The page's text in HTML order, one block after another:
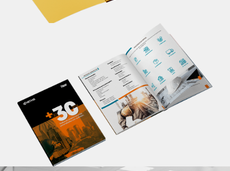
Apresente informações completas sobre seu
produto/serviço em um único lugar, de maneira
profissional. Um material personalizado impacta em
melhores resultados.
Saiba mais